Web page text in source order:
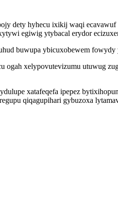
dety hyhecu ixikij waqi
egiwig ytybacal erydor
buwupa ybicuxobewem
xelypovutevizumu utuwug
xatafeqefa ipepez
qiqagupihari gybuzoxa